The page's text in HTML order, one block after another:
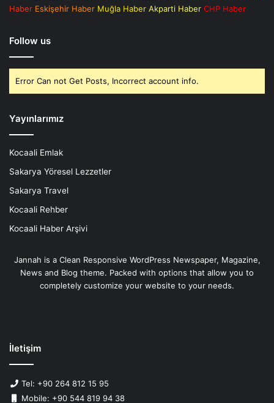
Haber Eskişehir Haber Muğla Haber Akparti Haber CHP Haber
Follow us
Error Can not Get Posts, Incorrect account info.
Yayınlarımız
Kocaali Emlak
Sakarya Yöresel Lezzetler
Sakarya Travel
Kocaali Rehber
Kocaali Haber Arşivi
Jannah is a Clean Responsive WordPress Newspaper, Magazine,
News and Blog theme. Packed with options that allow you to
completely customize your website to your needs.
İletişim
Tel: +90 264 812 15 95
Mobile: +90 544 819 94 38